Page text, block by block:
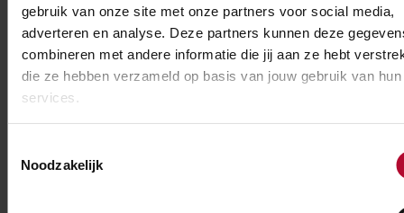
gebruik van onze site met onze partners voor social media,
adverteren en analyse. Deze partners kunnen deze
combineren met andere informatie die jij aan ze hebt
die ze hebben verzameld op basis van jouw gebruik van hun
services.
Noodzakelijk
Spoorwerk tussen Rotterdam en Den Haag